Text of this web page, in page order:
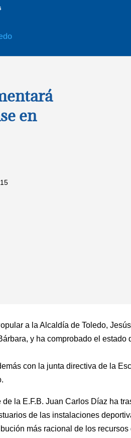
en
a la Alcaldía de Toledo,
y ha comprobado el
con la junta directiva de la
de la E.F.B. Juan Carlos Díaz ha
de las instalaciones
más racional de los